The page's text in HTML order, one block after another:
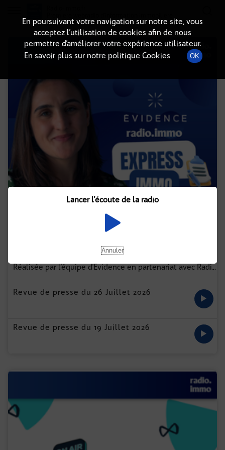
EXPRESS IMMO BY EVIDENCE
Réalisée par l’équipe d’Évidence en partenariat avec Radio Immo, Express Immo vous propose chaque semaine une revue de presse audio des actualités marquantes du secteur.
Revue de presse du 26 Juillet 2026
Revue de presse du 19 Juillet 2026
En poursuivant votre navigation sur notre site, vous
acceptez l’utilisation de cookies afin de nous
permettre d’améliorer votre expérience utilisateur.
En savoir plus sur notre politique Cookies
OK
Lancer l'écoute de la radio
Annuler